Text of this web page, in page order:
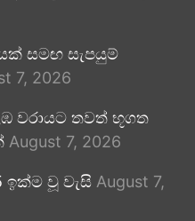
සමඟ සැපයුම්
7, 2026
වරායට තවත් භූගත
August 7, 2026
ඉක්ම වූ වැසි August 7,